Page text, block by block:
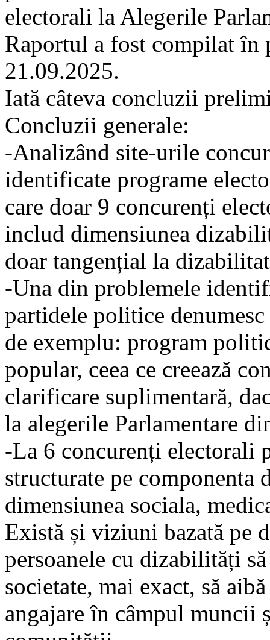
electorali la Alegerile
Raportul a fost compilat în
21.09.2025.
Iată câteva concluzii
Concluzii generale:
-Analizând site-urile
identificate programe
care doar 9 concurenți
includ dimensiunea
doar tangențial la
-Una din problemele
partidele politice
de exemplu: program
popular, ceea ce creează
clarificare suplimentară,
la alegerile Parlamentare
-La 6 concurenți electorali
structurate pe
dimensiunea sociala,
Există și viziuni bazată pe
persoanele cu dizabilități
societate, mai exact, să
angajare în câmpul muncii